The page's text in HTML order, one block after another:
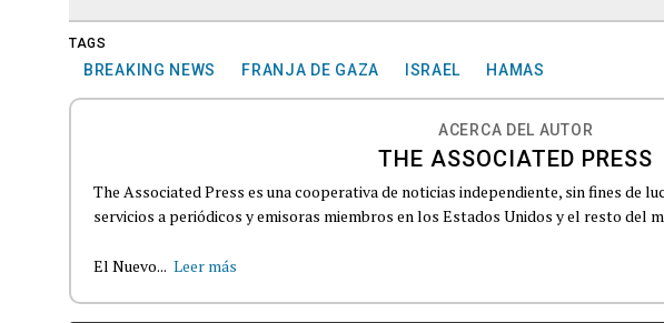
TAGS
BREAKING NEWS FRANJA DE GAZA ISRAEL HAMAS
ACERCA DEL AUTOR
THE ASSOCIATED PRESS
The Associated Press es una cooperativa de noticias independiente, sin fines de
servicios a periódicos y emisoras miembros en los Estados Unidos y el resto del
El Nuevo... Leer más